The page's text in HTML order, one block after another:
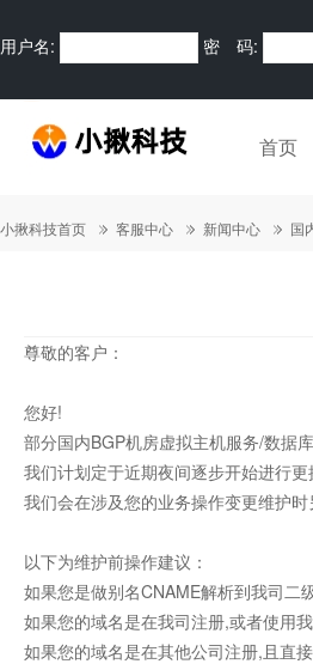
用户名: 密 码:
首页
小揪科技首页 客服中心 新闻中心 国
尊敬的客户：
您好!
部分国内BGP机房虚拟主机服务/数据
我们计划定于近期夜间逐步开始进行
我们会在涉及您的业务操作变更维护
以下为维护前操作建议：
如果您是做别名CNAME解析到我司二
如果您的域名是在我司注册,或者使用
如果您的域名是在其他公司注册,且直